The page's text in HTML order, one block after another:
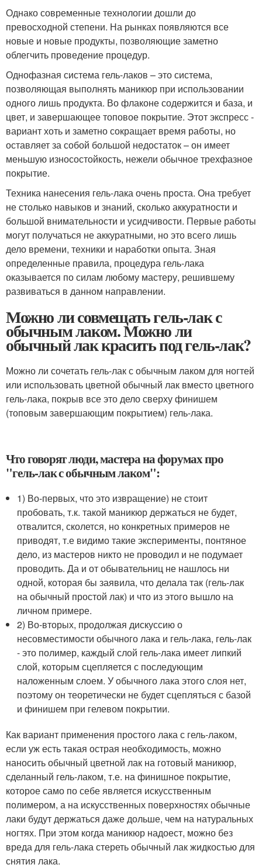
Однако современные технологии дошли до
превосходной степени. На рынках появляются все
новые и новые продукты, позволяющие заметно
облегчить проведение процедур.
Однофазная система гель-лаков – это система,
позволяющая выполнять маникюр при использовании
одного лишь продукта. Во флаконе содержится и база, и
цвет, и завершающее топовое покрытие. Этот экспресс -
вариант хоть и заметно сокращает время работы, но
оставляет за собой большой недостаток – он имеет
меньшую износостойкость, нежели обычное трехфазное
покрытие.
Техника нанесения гель-лака очень проста. Она требует
не столько навыков и знаний, сколько аккуратности и
большой внимательности и усидчивости. Первые работы
могут получаться не аккуратными, но это всего лишь
дело времени, техники и наработки опыта. Зная
определенные правила, процедура гель-лака
оказывается по силам любому мастеру, решившему
развиваться в данном направлении.
Можно ли совмещать гель-лак с
обычным лаком. Можно ли
обычный лак красить под гель-лак?
Можно ли сочетать гель-лак с обычным лаком для ногтей
или использовать цветной обычный лак вместо цветного
гель-лака, покрыв все это дело сверху финишем
(топовым завершающим покрытием) гель-лака.
Что говорят люди, мастера на форумах про
"гель-лак с обычным лаком":
1) Во-первых, что это извращение) не стоит
пробовать, т.к. такой маникюр держаться не будет,
отвалится, сколется, но конкретных примеров не
приводят, т.е видимо такие эксперименты, понтяное
дело, из мастеров никто не проводил и не подумает
проводить. Да и от обывательниц не нашлось ни
одной, которая бы заявила, что делала так (гель-лак
на обычный простой лак) и что из этого вышло на
личном примере.
2) Во-вторых, продолжая дискуссию о
несовместимости обычного лака и гель-лака, гель-лак
- это полимер, каждый слой гель-лака имеет липкий
слой, которым сцепляется с последующим
наложенным слоем. У обычного лака этого слоя нет,
поэтому он теоретически не будет сцепляться с базой
и финишем при гелевом покрытии.
Как вариант применения простого лака с гель-лаком,
если уж есть такая острая необходимость, можно
наносить обычный цветной лак на готовый маникюр,
сделанный гель-лаком, т.е. на финишное покрытие,
которое само по себе является искусственным
полимером, а на искусственных поверхностях обычные
лаки будут держаться даже дольше, чем на натуральных
ногтях. При этом когда маникюр надоест, можно без
вреда для гель-лака стереть обычный лак жидкостью для
снятия лака.